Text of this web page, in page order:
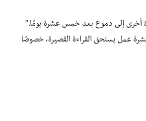
أخرى إلى دموع بعد خمس عشرة يومًا.”
عمل يستحق القراءة القصيرة، خصوصًا